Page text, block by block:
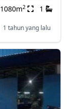
1080m2 1
1 tahun yang lalu